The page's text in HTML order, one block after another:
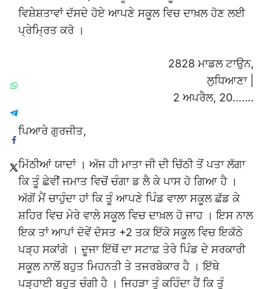
ਵਿਸ਼ੇਸ਼ਤਾਵਾਂ ਦੱਸਦੇ ਹੋਏ ਆਪਣੇ ਸਕੂਲ ਵਿਚ ਦਾਖ਼ਲ ਹੋਣ ਲਈ
ਪ੍ਰੇਮ੍ਰਿਤ ਕਰੋ ।
2828 ਮਾਡਲ ਟਾਉਨ,
ਲੁਧਿਆਣਾ |
2 ਅਪਰੈਲ, 20…….
ਪਿਆਰੇ ਗੁਰਜੀਤ,
ਮਿੱਠੀਆਂ ਯਾਦਾਂ । ਅੱਜ ਹੀ ਮਾਤਾ ਜੀ ਦੀ ਚਿੱਠੀ ਤੋਂ ਪਤਾ ਲੱਗਾ
ਕਿ ਤੂੰ ਛੇਵੀਂ ਜਮਾਤ ਵਿਚੋਂ ਚੰਗਾ ਡ ਲੈ ਕੇ ਪਾਸ ਹੋ ਗਿਆ ਹੈ ।
ਅੱਗੋਂ ਮੈਂ ਚਾਹੁੰਦਾ ਹਾਂ ਕਿ ਤੂੰ ਆਪਣੇ ਪਿੰਡ ਵਾਲਾ ਸਕੂਲ ਛੱਡ ਕੇ
ਸ਼ਹਿਰ ਵਿਚ ਮੇਰੇ ਵਾਲੇ ਸਕੂਲ ਵਿਚ ਦਾਖ਼ਲ ਹੋ ਜਾਹ । ਇਸ ਨਾਲ
ਇਕ ਤਾਂ ਆਪਾਂ ਦੋਵੇਂ ਦੋਸਤ +2 ਤਕ ਇੱਕੋ ਸਕੂਲ ਵਿਚ ਇਕੱਠੇ
ਪੜ੍ਹ ਸਕਾਂਗੇ । ਦੂਜਾ ਇੱਥੋਂ ਦਾ ਸਟਾਫ਼ ਤੇਰੇ ਪਿੰਡ ਦੇ ਸਰਕਾਰੀ
ਸਕੂਲ ਨਾਲੋਂ ਬਹੁਤ ਮਿਹਨਤੀ ਤੇ ਤਜਰਬੇਕਾਰ ਹੈ । ਇੱਥੇ
ਪੜ੍ਹਾਈ ਬਹੁਤ ਚੰਗੀ ਹੈ । ਜਿਹੜਾ ਤੂੰ ਕਹਿੰਦਾ ਹੈਂ ਕਿ ਤੂੰ